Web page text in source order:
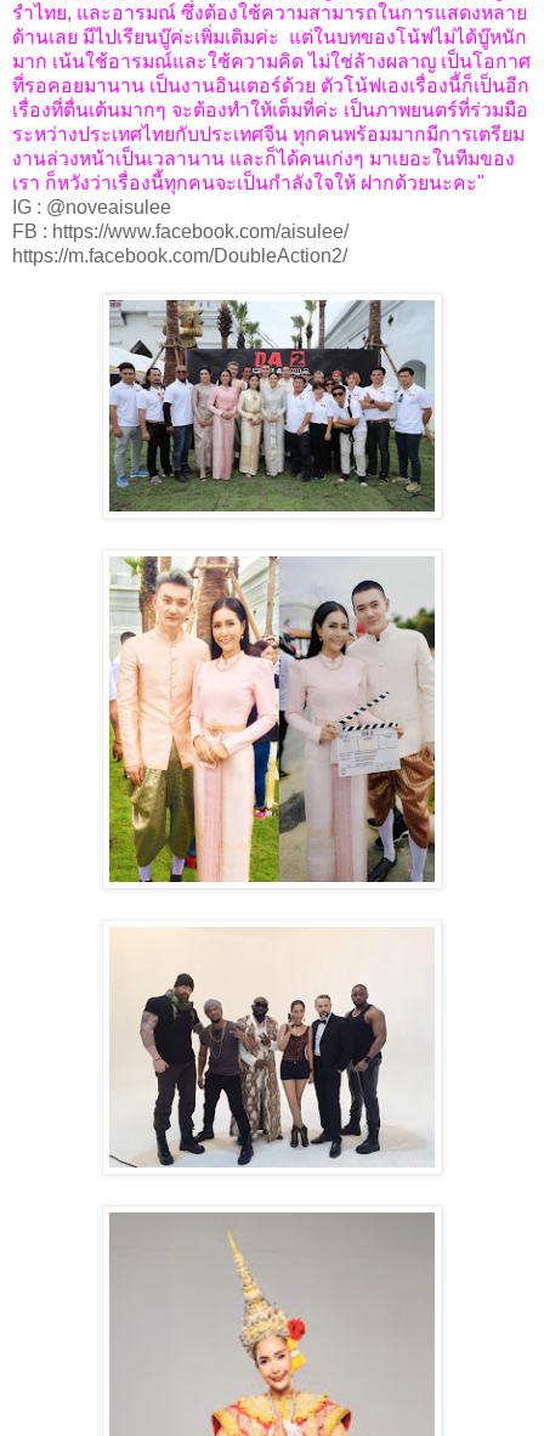
รำไทย, และอารมณ์ ซึ่งต้องใช้ความสามารถในการแสดงหลาย
ด้านเลย มีไปเรียนบู๊ค่ะเพิ่มเติมค่ะ
แต่ในบทของโน้ฟไม่ได้บู๊หนัก
มาก เน้นใช้อารมณ์และใช้ความคิด ไม่ใช่ล้างผลาญ เป็นโอกาศ
ที่รอคอยมานาน เป็นงานอินเตอร์ด้วย ตัวโน้ฟเองเรื่องนี้ก็เป็นอีก
เรื่องที่ตื่นเต้นมากๆ จะต้องทำให้เต็มที่ค่ะ เป็นภาพยนตร์ที่ร่วมมือ
ระหว่างประเทศไทยกับประเทศจีน ทุกคนพร้อมมากมีการเตรียม
งานล่วงหน้าเป็นเวลานาน และก็ได้คนเก่งๆ มาเยอะในทีมของ
เรา ก็หวังว่าเรื่องนี้ทุกคนจะเป็นกำลังใจให้ ฝากด้วยนะคะ"
IG : @noveaisulee
FB : https://www.facebook.com/aisulee/
https://m.facebook.com/DoubleAction2/